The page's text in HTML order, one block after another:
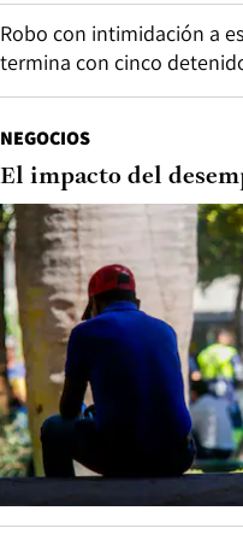
Robo con intimidación a
termina con cinco
NEGOCIOS
El impacto del